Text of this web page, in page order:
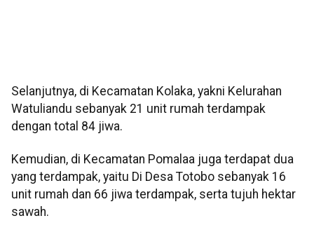
Selanjutnya, di Kecamatan Kolaka, yakni Kelurahan
Watuliandu sebanyak 21 unit rumah terdampak
dengan total 84 jiwa.
Kemudian, di Kecamatan Pomalaa juga terdapat dua
yang terdampak, yaitu Di Desa Totobo sebanyak 16
unit rumah dan 66 jiwa terdampak, serta tujuh hektar
sawah.